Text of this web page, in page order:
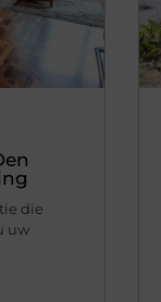
die
uw